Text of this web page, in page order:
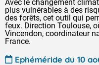
Avec le changement
plus vulnérables à des
des forêts, cet outil qui
feux. Direction Toulouse,
Vincendon, coordinateur
France.
Ephéméride du 10